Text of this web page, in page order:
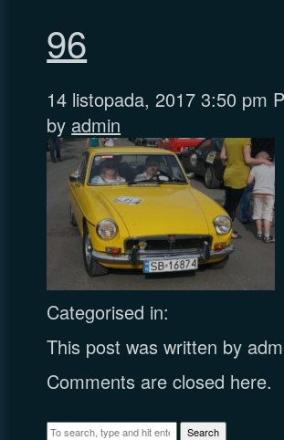
96
14 listopada, 2017 3:50 pm
by admin
Categorised in:
This post was written by
Comments are closed here.
Search